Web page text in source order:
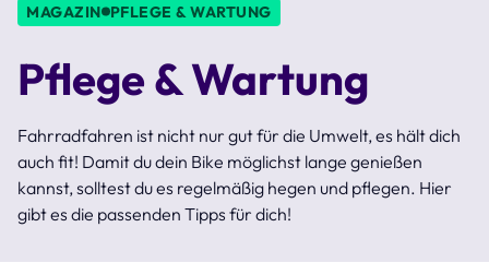
MAGAZIN PFLEGE & WARTUNG
Pflege & Wartung
Fahrradfahren ist nicht nur gut für die Umwelt, es hält dich
auch fit! Damit du dein Bike möglichst lange genießen
kannst, solltest du es regelmäßig hegen und pflegen. Hier
gibt es die passenden Tipps für dich!